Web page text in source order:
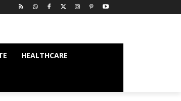
HEALTHCARE